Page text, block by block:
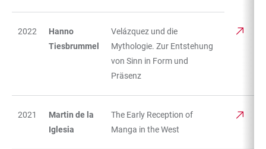
2022
Hanno
Tiesbrummel
Velázquez und die
Mythologie. Zur Entstehung
von Sinn in Form und
Präsenz
2021
Martin de la
Iglesia
The Early Reception of
Manga in the West